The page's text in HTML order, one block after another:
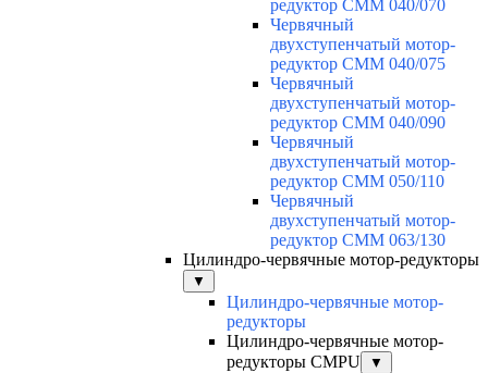
редуктор CMM 040/070
Червячный
двухступенчатый мотор-
редуктор CMM 040/075
Червячный
двухступенчатый мотор-
редуктор CMM 040/090
Червячный
двухступенчатый мотор-
редуктор CMM 050/110
Червячный
двухступенчатый мотор-
редуктор CMM 063/130
Цилиндро-червячные мотор-редукторы
▼
Цилиндро-червячные мотор-
редукторы
Цилиндро-червячные мотор-
редукторы CMPU
▼